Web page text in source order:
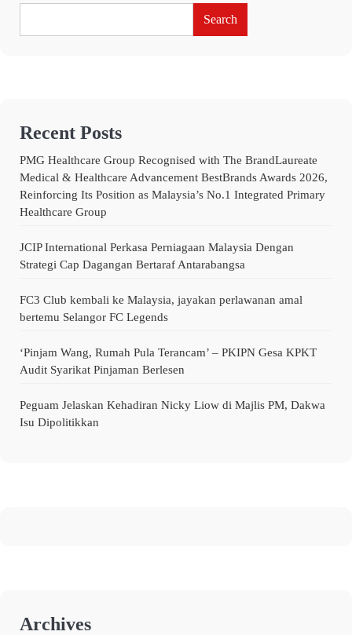
Search
Recent Posts
PMG Healthcare Group Recognised with The BrandLaureate
Medical & Healthcare Advancement BestBrands Awards 2026,
Reinforcing Its Position as Malaysia’s No.1 Integrated Primary
Healthcare Group
JCIP International Perkasa Perniagaan Malaysia Dengan
Strategi Cap Dagangan Bertaraf Antarabangsa
FC3 Club kembali ke Malaysia, jayakan perlawanan amal
bertemu Selangor FC Legends
‘Pinjam Wang, Rumah Pula Terancam’ – PKIPN Gesa KPKT
Audit Syarikat Pinjaman Berlesen
Peguam Jelaskan Kehadiran Nicky Liow di Majlis PM, Dakwa
Isu Dipolitikkan
Archives